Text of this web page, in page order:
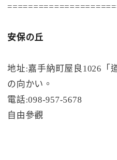
安保の丘
地址:嘉手納町屋良1026
の向かい。
電話:098-957-5678
自由參觀